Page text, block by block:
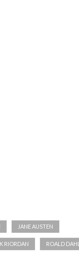
JANE AUSTEN
RIORDAN ROALD DAHL